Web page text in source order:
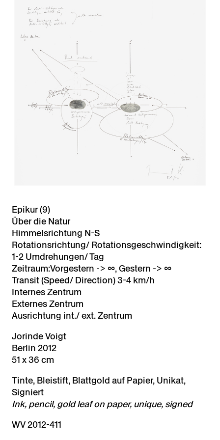
Epikur (9)
Über die Natur
Himmelsrichtung N-S
Rotationsrichtung/ Rotationsgeschwindigkeit:
1-2 Umdrehungen/ Tag
Zeitraum:Vorgestern -> ∞, Gestern -> ∞
Transit (Speed/ Direction) 3-4 km/h
Internes Zentrum
Externes Zentrum
Ausrichtung int./ ext. Zentrum
Jorinde Voigt
Berlin 2012
51 x 36 cm
Tinte, Bleistift, Blattgold auf Papier, Unikat,
Signiert
Ink, pencil, gold leaf on paper, unique, signed
WV 2012-411